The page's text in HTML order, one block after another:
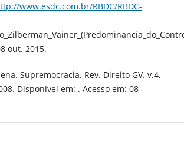
www.esdc.com.br/RBDC/RBDC-
out. 2015.
Supremocracia. Rev. Direito GV. v.4,
Disponível em: . Acesso em: 08